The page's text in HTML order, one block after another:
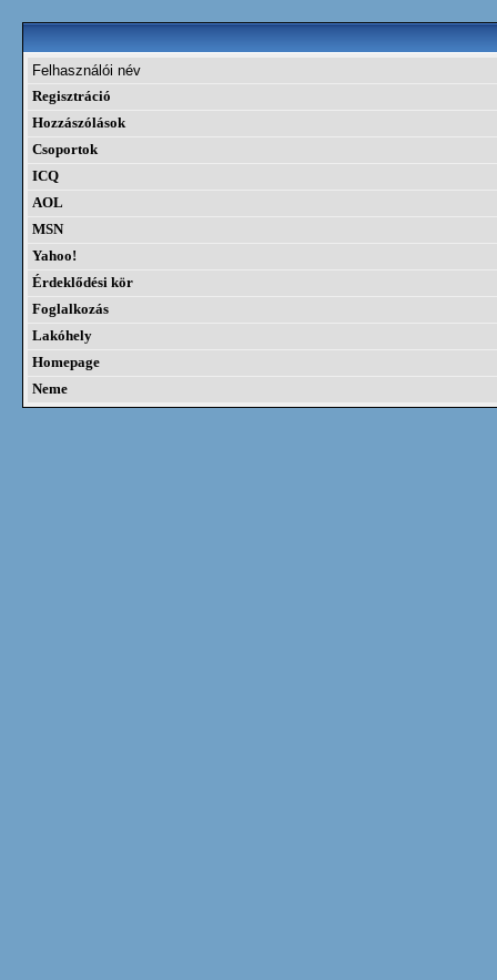
Felhasználói név
Regisztráció
Hozzászólások
Csoportok
ICQ
AOL
MSN
Yahoo!
Érdeklődési kör
Foglalkozás
Lakóhely
Homepage
Neme